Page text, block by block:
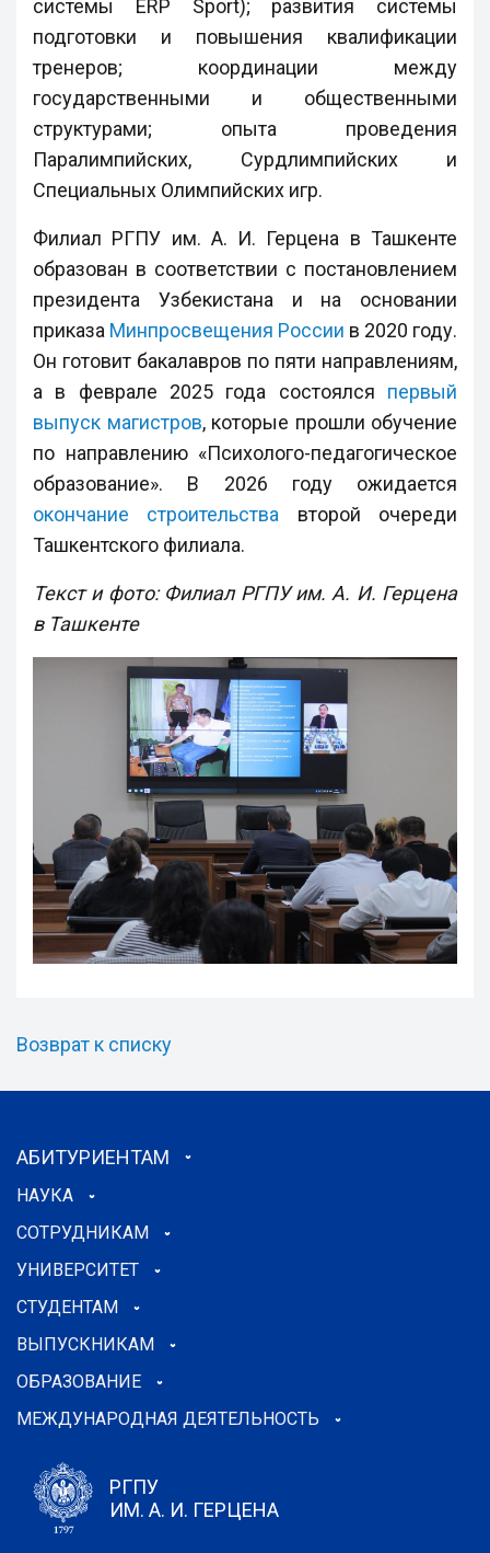
системы ERP Sport); развития системы
подготовки и повышения квалификации
тренеров; координации между
государственными и общественными
структурами; опыта проведения
Паралимпийских, Сурдлимпийских и
Специальных Олимпийских игр.
Филиал РГПУ им. А. И. Герцена в Ташкенте
образован в соответствии с постановлением
президента Узбекистана и на основании
приказа Минпросвещения России в 2020 году.
Он готовит бакалавров по пяти направлениям,
а в феврале 2025 года состоялся первый
выпуск магистров, которые прошли обучение
по направлению «Психолого-педагогическое
образование». В 2026 году ожидается
окончание строительства второй очереди
Ташкентского филиала.
Текст и фото: Филиал РГПУ им. А. И. Герцена
в Ташкенте
Возврат к списку
АБИТУРИЕНТАМ
НАУКА
СОТРУДНИКАМ
УНИВЕРСИТЕТ
СТУДЕНТАМ
ВЫПУСКНИКАМ
ОБРАЗОВАНИЕ
МЕЖДУНАРОДНАЯ ДЕЯТЕЛЬНОСТЬ
РГПУ
ИМ. А. И. ГЕРЦЕНА